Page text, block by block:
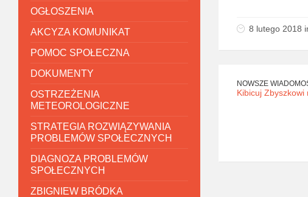
8 lutego 2018
NOWSZE
Kibicuj
OGŁOSZENIA
AKCYZA KOMUNIKAT
POMOC SPOŁECZNA
DOKUMENTY
OSTRZEŻENIA
METEOROLOGICZNE
STRATEGIA ROZWIĄZYWANIA
PROBLEMÓW SPOŁECZNYCH
DIAGNOZA PROBLEMÓW
SPOŁECZNYCH
ZBIGNIEW BRÓDKA